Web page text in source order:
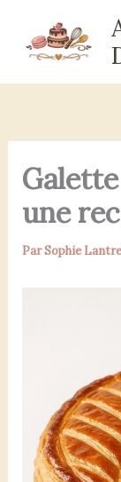
contenu
une
ParSophie